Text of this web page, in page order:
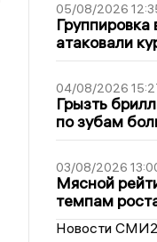
05/08/2026
атаковали
04/08/2026
Грызть
по зубам
03/08/2026
Мясной
темпам
Новости